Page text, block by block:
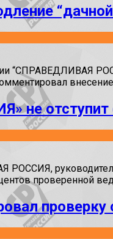
“СПРАВЕДЛИВАЯ
не отступит
РОССИЯ,
проверенной
проверку